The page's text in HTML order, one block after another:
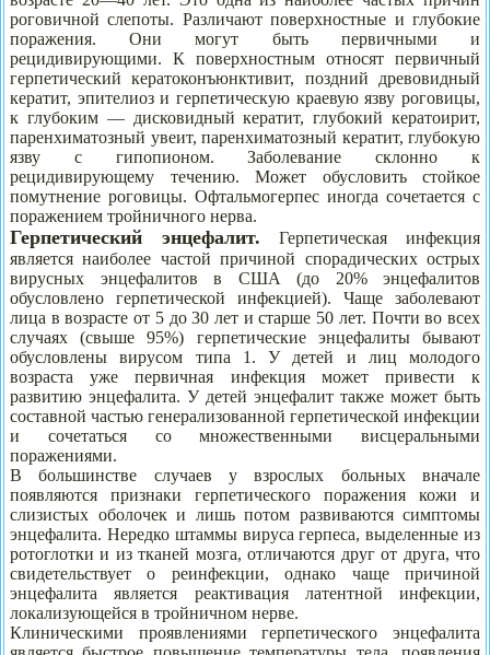
роговичной слепоты. Различают поверхностные и глубокие
поражения. Они могут быть первичными и
рецидивирующими. К поверхностным относят первичный
герпетический кератоконъюнктивит, поздний древовидный
кератит, эпителиоз и герпетическую краевую язву роговицы,
к глубоким — дисковидный кератит, глубокий кератоирит,
паренхиматозный увеит, паренхиматозный кератит, глубокую
язву с гипопионом. Заболевание склонно к
рецидивирующему течению. Может обусловить стойкое
помутнение роговицы. Офтальмогерпес иногда сочетается с
поражением тройничного нерва.
Герпетический энцефалит. Герпетическая инфекция
является наиболее частой причиной спорадических острых
вирусных энцефалитов в США (до 20% энцефалитов
обусловлено герпетической инфекцией). Чаще заболевают
лица в возрасте от 5 до 30 лет и старше 50 лет. Почти во всех
случаях (свыше 95%) герпетические энцефалиты бывают
обусловлены вирусом типа 1. У детей и лиц молодого
возраста уже первичная инфекция может привести к
развитию энцефалита. У детей энцефалит также может быть
составной частью генерализованной герпетической инфекции
и сочетаться со множественными висцеральными
поражениями.
В большинстве случаев у взрослых больных вначале
появляются признаки герпетического поражения кожи и
слизистых оболочек и лишь потом развиваются симптомы
энцефалита. Нередко штаммы вируса герпеса, выделенные из
ротоглотки и из тканей мозга, отличаются друг от друга, что
свидетельствует о реинфекции, однако чаще причиной
энцефалита является реактивация латентной инфекции,
локализующейся в тройничном нерве.
Клиническими проявлениями герпетического энцефалита